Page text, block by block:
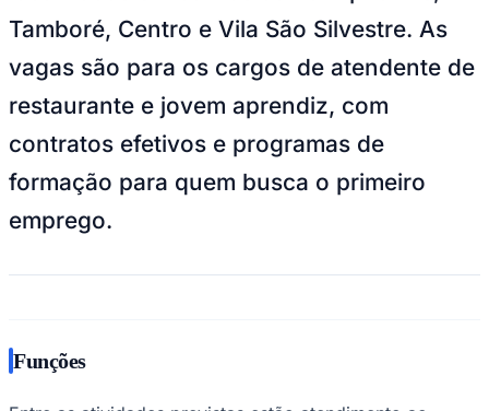
NFL
Fórmula 1
UFC
Tênis (ATP)
MLB
Atletismo
NBB
Competições de Futebol
Brasileirão Série B
Sul-Americana
Copa América
Tamboré, Centro e Vila São Silvestre. As
vagas são para os cargos de atendente de
restaurante e jovem aprendiz, com
contratos efetivos e programas de
formação para quem busca o primeiro
emprego.
Funções